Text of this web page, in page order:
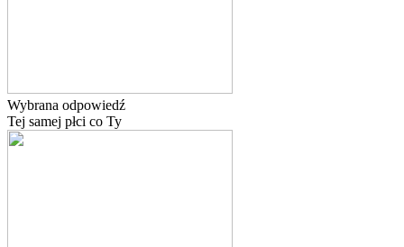
Wybrana odpowiedź
Tej samej płci co Ty